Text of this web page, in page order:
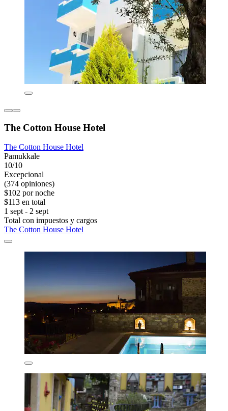
The Cotton House Hotel
The Cotton House Hotel
Pamukkale
10/10
Excepcional
(374 opiniones)
$102 por noche
$113 en total
1 sept - 2 sept
Total con impuestos y cargos
The Cotton House Hotel